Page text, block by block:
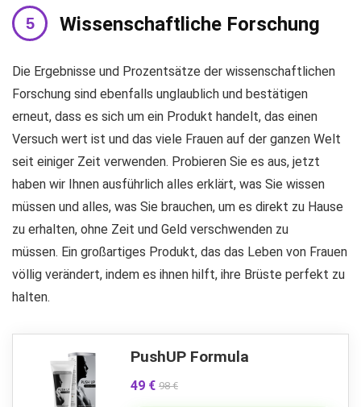
Wissenschaftliche Forschung
Die Ergebnisse und Prozentsätze der wissenschaftlichen
Forschung sind ebenfalls unglaublich und bestätigen
erneut, dass es sich um ein Produkt handelt, das einen
Versuch wert ist und das viele Frauen auf der ganzen Welt
seit einiger Zeit verwenden. Probieren Sie es aus, jetzt
haben wir Ihnen ausführlich alles erklärt, was Sie wissen
müssen und alles, was Sie brauchen, um es direkt zu Hause
zu erhalten, ohne Zeit und Geld verschwenden zu
müssen. Ein großartiges Produkt, das das Leben von Frauen
völlig verändert, indem es ihnen hilft, ihre Brüste perfekt zu
halten.
PushUP Formula
49 € 98 €